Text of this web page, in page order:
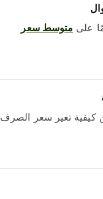
علىمتوسط ​​سعر
تغير سعر الصرف